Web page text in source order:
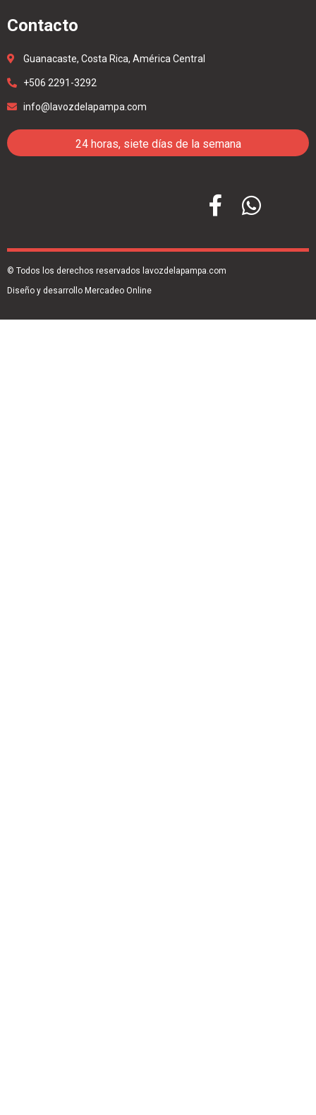
Contacto
Guanacaste, Costa Rica, América Central
+506 2291-3292
info@lavozdelapampa.com
24 horas, siete días de la semana
© Todos los derechos reservados lavozdelapampa.com
Diseño y desarrollo Mercadeo Online